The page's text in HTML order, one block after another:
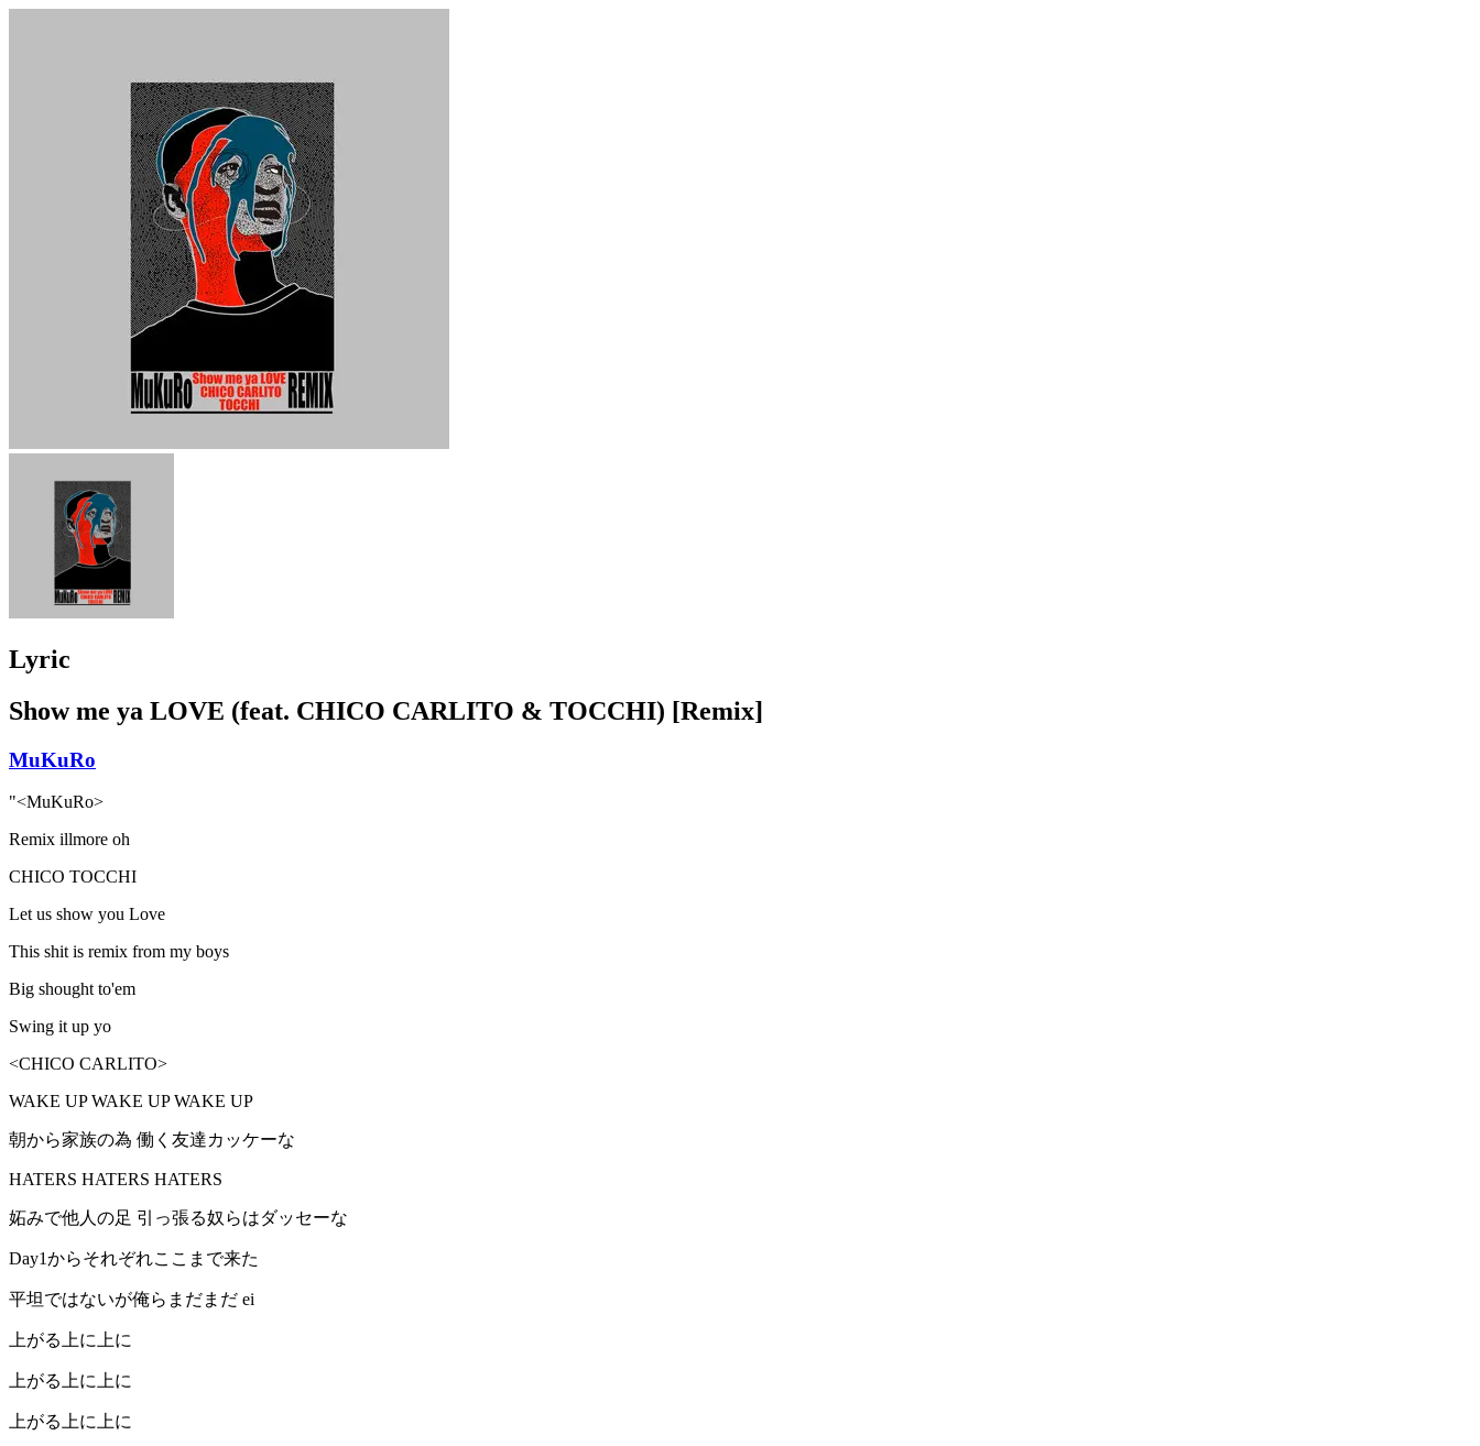
Lyric
Show me ya LOVE (feat. CHICO CARLITO & TOCCHI) [Remix]
MuKuRo
"<MuKuRo>
Remix illmore oh
CHICO TOCCHI
Let us show you Love
This shit is remix from my boys
Big shought to'em
Swing it up yo
<CHICO CARLITO>
WAKE UP WAKE UP WAKE UP
朝から家族の為 働く友達カッケーな
HATERS HATERS HATERS
妬みで他人の足 引っ張る奴らはダッセーな
Day1からそれぞれここまで来た
平坦ではないが俺らまだまだ ei
上がる上に上に
上がる上に上に
上がる上に上に